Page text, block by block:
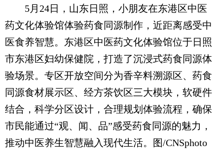
5月24日，山东日照，小朋友在东港区中医
药文化体验馆体验药食同源制作，近距离感受中
医食养智慧。东港区中医药文化体验馆位于日照
市东港区妇幼保健院，打造了沉浸式药食同源体
验场景。专区开放空间分为香辛料溯源区、药食
同源食材展示区、经方茶饮区三大模块，软硬件
结合，科学分区设计，合理规划体验流程，确保
市民能通过“观、闻、品”感受药食同源的魅力，
推动中医养生智慧融入现代生活。图/CNSphoto